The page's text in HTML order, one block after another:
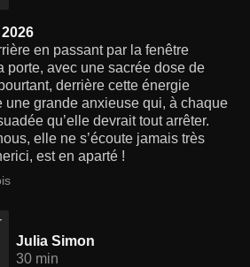
en passant par la fenêtre
porte, avec une sacrée dose de
derrière cette énergie
une grande anxieuse qui, à chaque
qu’elle devrait tout arrêter.
elle ne s’écoute jamais très
est en aparté !
Julia Simon
30 min